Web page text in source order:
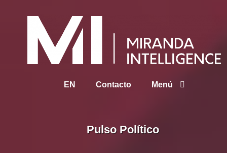
EN Contacto Menú
Pulso Político